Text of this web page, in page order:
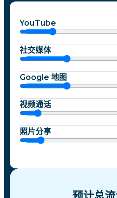
YouTube
社交媒体
Google 地图
视频通话
照片分享